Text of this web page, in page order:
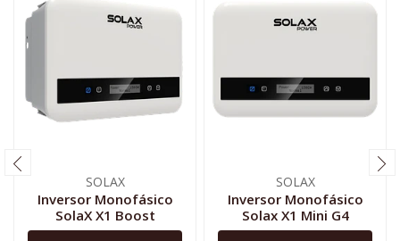
SOLAX
Inversor Monofásico
SolaX X1 Boost
SOLAX
Inversor Monofásico
Solax X1 Mini G4